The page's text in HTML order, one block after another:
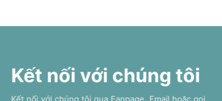
Kết nối với chúng tôi
Kết nối với chúng tôi qua Fanpage, Email hoặc gọi